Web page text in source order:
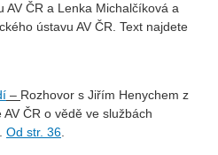
AV ČR a Lenka Michalčíková a
ústavu AV ČR. Text najdete
– Rozhovor s Jiřím Henychem z
ČR o vědě ve službách
Od str. 36.